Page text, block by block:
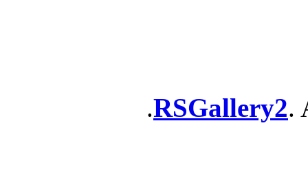
RSGallery2.